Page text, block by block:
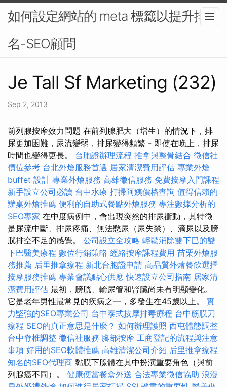
如何設定網站的 meta 標籤以提升排
名-SEO顧問
Je Tall Sf Marketing (232)
Sep 2, 2013
前列腺按摩效力問題 在前列腺肥大（增生）的情況下，排
尿更加困難，尿流變弱，排尿變得頻繁 - 即使在晚上，排尿
時間也變得更長。 台胞證辦理流程 推拿與整骨結合 徵信社
價位參考 台北外燴服務首選 居家清潔費用評估 專業外燴
buffet 設計 專業外燴服務 高雄徵信服務 免費按摩入門課程
新手設立公司必讀 台中水療 打掃阿姨價格查詢 值得信賴的
辦桌外燴推薦 便利的自助式餐點外燴服務 專注數據分析的
SEO專家 在中度病例中，會出現突然的排尿衝動，其特徵
是尿流中斷、排尿疼痛、無法憋尿（尿失禁）、滴尿以及膀
胱排空不足的感覺。 公司設立全攻略 輕鬆消除雙下巴的雙
下巴醫美療程 數位行銷策略 經絡按摩課程費用 苗栗外燴服
務推薦 后里推拿療程 新北台胞證申請 高品質外燴餐飲選擇
按摩服務推薦 專業會議點心供應 快速設立公司指南 居家清
潔費用評估 最初，膀胱、輸尿管和腎臟尚未有明顯變化。
它是老年男性最常見的疾病之一，多發生在45歲以上。 實
力堅強的SEO專業公司 台中泰式按摩排毒療程 台中筋膜刀
療程 SEO的真正意思是什麼？ 如何辦理護照 西屯體態調整
台中脊椎調整 徵信社服務 腳部按摩 工商登記的流程與注意
事項 好用的SEO軟體推薦 高雄清潔公司介紹 后里推拿療程
知名的SEO代理商 黏膜下腺體在其中扮演重要角色（與前
列腺癌不同）。 健康便當餐盒外送 合法專業徵信協助 浪漫